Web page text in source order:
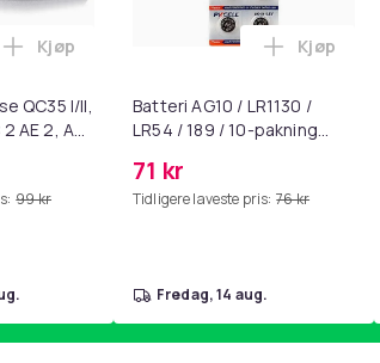
og kjernetrening, yoga og
med Sugekopp for Barn i handlekurven
QC35 I/II,
AE 2, AE
99 kr
Legg Øreputer for Bose QC35 I/II, QC25,
Kjøp
Batteri AG10 / LR1130 /
LR54 / 189 / 10-pakning
71 kr
Tidligere laveste pris: 76 kr
Legg
Kjøp
fredag, 14 aug.